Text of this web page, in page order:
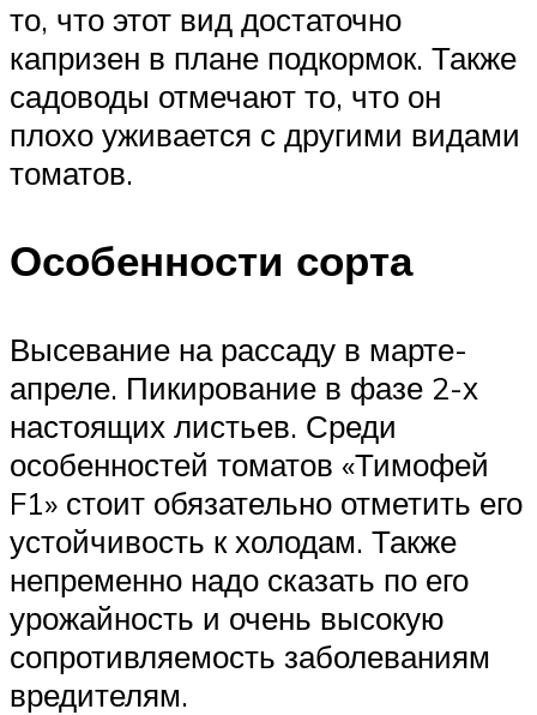
то, что этот вид достаточно
капризен в плане подкормок. Также
садоводы отмечают то, что он
плохо уживается с другими видами
томатов.
Особенности сорта
Высевание на рассаду в марте-
апреле. Пикирование в фазе 2-х
настоящих листьев. Среди
особенностей томатов «Тимофей
F1» стоит обязательно отметить его
устойчивость к холодам. Также
непременно надо сказать по его
урожайность и очень высокую
сопротивляемость заболеваниям
вредителям.